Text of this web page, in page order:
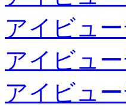
アイビュ
アイビュ
アイビュ